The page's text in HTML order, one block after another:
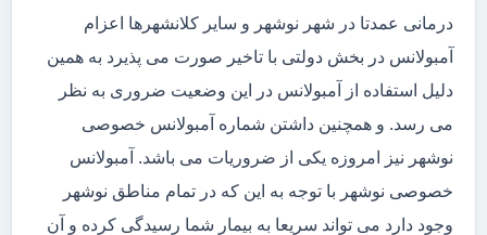
درمانی عمدتا در شهر نوشهر و سایر کلانشهرها اعزام
آمبولانس در بخش دولتی با تاخیر صورت می پذیرد به همین
دلیل استفاده از آمبولانس در این وضعیت ضروری به نظر
می رسد. و همچنین داشتن شماره آمبولانس خصوصی
نوشهر نیز امروزه یکی از ضروریات می باشد. آمبولانس
خصوصی نوشهر با توجه به این که در تمام مناطق نوشهر
وجود دارد می تواند سریعا به بیمار شما رسیدگی کرده و آن